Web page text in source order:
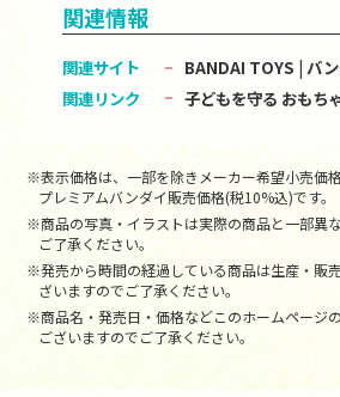
関連情報
関連サイト
BANDAI TOYS | バ
関連リンク
子どもを守る おもち
※表示価格は、一部を除きメーカー希望小売価
プレミアムバンダイ販売価格(税10%込)です。
※商品の写真・イラストは実際の商品と一部異
ご了承ください。
※発売から時間の経過している商品は生産・販
ざいますのでご了承ください。
※商品名・発売日・価格などこのホームページ
ございますのでご了承ください。